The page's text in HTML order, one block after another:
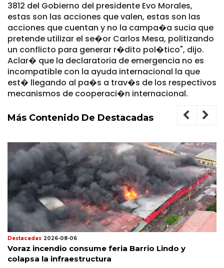
3812 del Gobierno del presidente Evo Morales,
estas son las acciones que valen, estas son las
acciones que cuentan y no la campa�a sucia que
pretende utilizar el se�or Carlos Mesa, politizando
un conflicto para generar r�dito pol�tico", dijo.
Aclar� que la declaratoria de emergencia no es
incompatible con la ayuda internacional la que
est� llegando al pa�s a trav�s de los respectivos
mecanismos de cooperaci�n internacional.
Más Contenido De Destacadas
Destacadas 2026-08-06
Voraz incendio consume feria Barrio Lindo y
colapsa la infraestructura